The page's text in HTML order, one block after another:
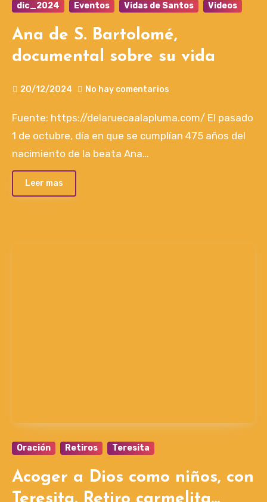
dic_2024 Eventos Vidas de Santos Videos
Ana de S. Bartolomé,
documental sobre su vida
20/12/2024 No hay comentarios
Fuente: https://delaruecaalapluma.com/ El pasado
1 de octubre, día en que se cumplían 475 años del
nacimiento de la beata Ana…
Leer mas
Oración Retiros Teresita
Acoger a Dios como niños, con